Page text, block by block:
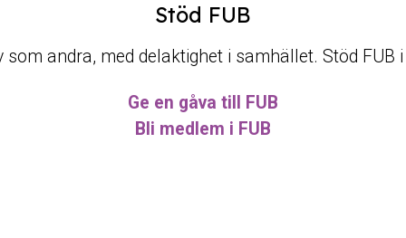
Stöd FUB
som andra, med delaktighet i samhället. Stöd FUB
Ge en gåva till FUB
Bli medlem i FUB